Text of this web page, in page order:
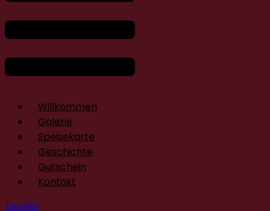
Willkommen
Galerie
Speisekarte
Geschichte
Gutschein
Kontakt
Termin